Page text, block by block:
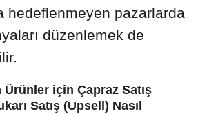
hedeflenmeyen pazarlarda
düzenlemek de
için Çapraz Satış
Satış (Upsell) Nasıl